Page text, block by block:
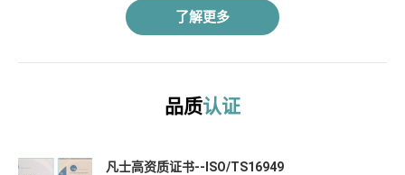
了解更多
品质认证
凡士高资质证书--ISO/TS16949